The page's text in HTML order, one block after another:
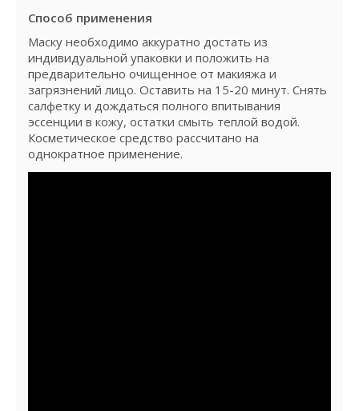
Способ применения
Маску необходимо аккуратно достать из
индивидуальной упаковки и положить на
предварительно очищенное от макияжа и
загрязнений лицо. Оставить на 15-20 минут. Снять
салфетку и дождаться полного впитывания
эссенции в кожу, остатки смыть теплой водой.
Косметическое средство рассчитано на
однократное применение.